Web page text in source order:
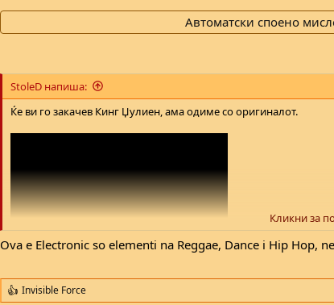
Автоматски споено
StoleD напиша:
Ќе ви го закачев Кинг Џулиен, ама одиме со оригиналот.
Кликни за
Ova e Electronic so elementi na Reggae, Dance i Hip Hop,
R
Invisible Force